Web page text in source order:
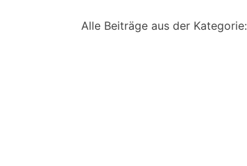
Alle Beiträge aus der Kategorie: